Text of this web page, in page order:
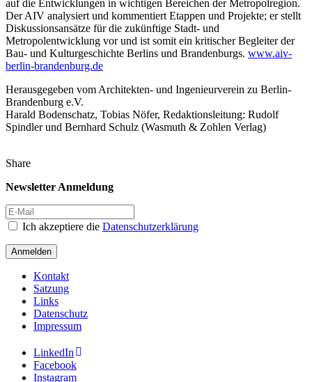
auf die Entwicklungen in wichtigen Bereichen der Metropolregion.
Der AIV analysiert und kommentiert Etappen und Projekte; er stellt
Diskussionsansätze für die zukünftige Stadt- und
Metropolentwicklung vor und ist somit ein kritischer Begleiter der
Bau- und Kulturgeschichte Berlins und Brandenburgs. www.aiv-
berlin-brandenburg.de
Herausgegeben vom Architekten- und Ingenieurverein zu Berlin-
Brandenburg e.V.
Harald Bodenschatz, Tobias Nöfer, Redaktionsleitung: Rudolf
Spindler und Bernhard Schulz (Wasmuth & Zohlen Verlag)
Share
Newsletter Anmeldung
Ich akzeptiere die Datenschutzerklärung
Anmelden
Kontakt
Satzung
Links
Datenschutz
Impressum
LinkedIn
Facebook
Instagram